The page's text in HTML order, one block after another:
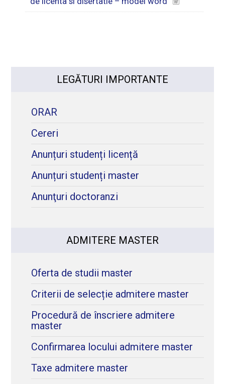
LEGĂTURI IMPORTANTE
ORAR
Cereri
Anunțuri studenți licență
Anunțuri studenți master
Anunţuri doctoranzi
ADMITERE MASTER
Oferta de studii master
Criterii de selecție admitere master
Procedură de înscriere admitere
master
Confirmarea locului admitere master
Taxe admitere master